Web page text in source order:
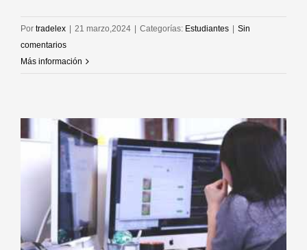
Por tradelex 21 marzo,2024 Categorías: Estudiantes
Sin
comentarios
Más información